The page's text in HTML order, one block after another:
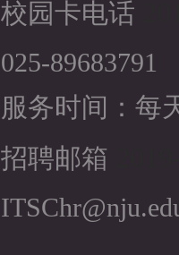
校园卡电话
025-89683791
服务时间：每
招聘邮箱